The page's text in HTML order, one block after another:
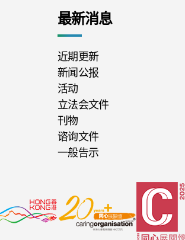
最新消息
近期更新
新闻公报
活动
立法会文件
刊物
谘询文件
一般告示